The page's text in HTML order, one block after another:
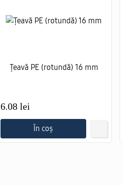
Țeavă PE (rotundă) 16 mm
6.08 lei
În coș